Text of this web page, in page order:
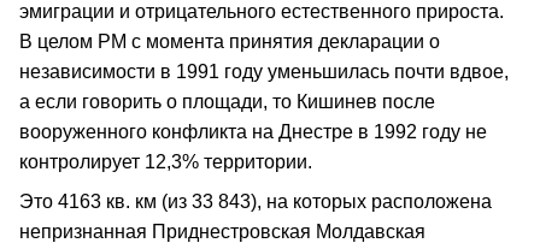
эмиграции и отрицательного естественного прироста.
В целом РМ с момента принятия декларации о
независимости в 1991 году уменьшилась почти вдвое,
а если говорить о площади, то Кишинев после
вооруженного конфликта на Днестре в 1992 году не
контролирует 12,3% территории.
Это 4163 кв. км (из 33 843), на которых расположена
непризнанная Приднестровская Молдавская